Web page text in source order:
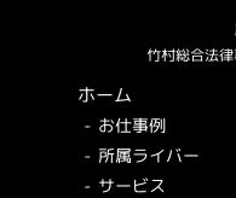
竹村総合法
ホーム
お仕事例
所属ライバー
サービス